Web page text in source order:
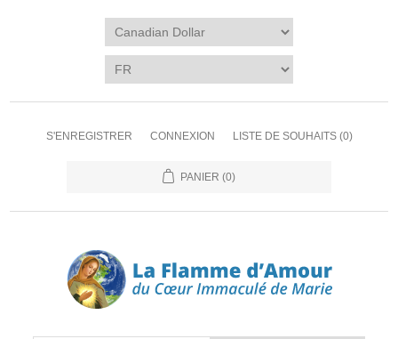
S'ENREGISTRER CONNEXION LISTE DE SOUHAITS (0)
PANIER (0)